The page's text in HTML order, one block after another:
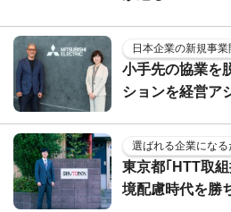
日本企業の新規事
小手先の協業を
ションを経営ア
選ばれる企業になる
東京都｢HTT取
境配慮時代を勝